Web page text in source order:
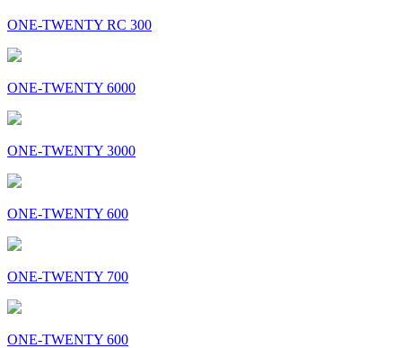
ONE-TWENTY RC 300
ONE-TWENTY 6000
ONE-TWENTY 3000
ONE-TWENTY 600
ONE-TWENTY 700
ONE-TWENTY 600